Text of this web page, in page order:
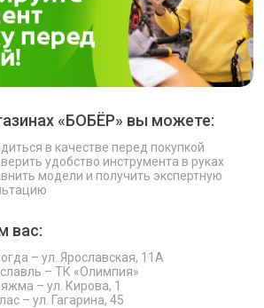
«БОБЁР» вы можете:
в качестве перед покупкой
удобство инструмента в руках
модели и получить экспертную
вас:
– ул. Ярославская, 11А
– ТК «Олимпия»
– ул. Кирова, 1
– ул. Гагарина, 45